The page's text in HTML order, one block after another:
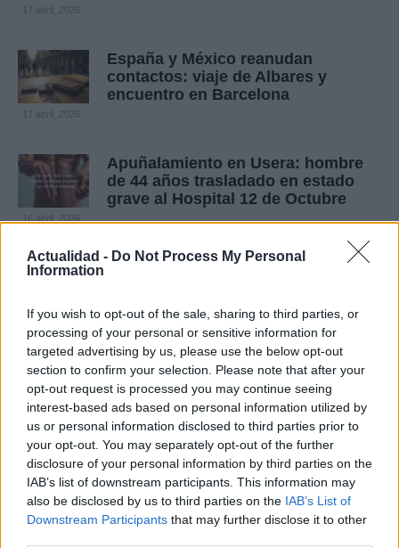
Actualidad - Do Not Process My Personal
Information
If you wish to opt-out of the sale, sharing to third parties, or
processing of your personal or sensitive information for
targeted advertising by us, please use the below opt-out
section to confirm your selection. Please note that after your
opt-out request is processed you may continue seeing
interest-based ads based on personal information utilized by
us or personal information disclosed to third parties prior to
your opt-out. You may separately opt-out of the further
disclosure of your personal information by third parties on the
IAB’s list of downstream participants. This information may
also be disclosed by us to third parties on the IAB’s List of
Downstream Participants that may further disclose it to other
17 abril, 2026
España y México reanudan
contactos: viaje de Albares y
encuentro en Barcelona
17 abril, 2026
Apuñalamiento en Usera: hombre
de 44 años trasladado en estado
grave al Hospital 12 de Octubre
16 abril, 2026
Subida del crudo y caída bursátil
13 abril, 2026
Mariano Barbacid responde a las
acusaciones después de su
hallazgo sobre el cáncer de
páncreas
12 abril, 2026
Artemis II completa su misión y
Orion ameriza frente a la costa de
San Diego